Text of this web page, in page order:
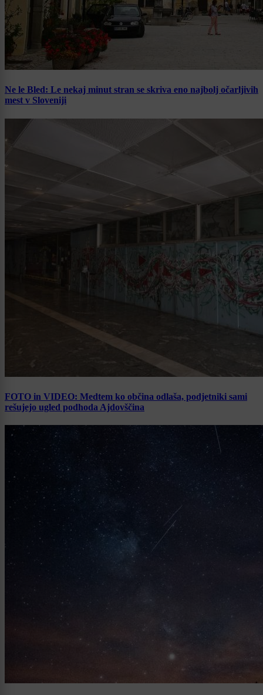
Ne le Bled: Le nekaj minut stran se skriva eno najbolj očarljivih
mest v Sloveniji
FOTO in VIDEO: Medtem ko občina odlaša, podjetniki sami
rešujejo ugled podhoda Ajdovščina